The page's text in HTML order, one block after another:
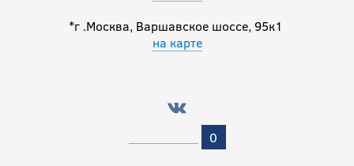
*г .Москва, Варшавское шоссе, 95к1
на карте
0